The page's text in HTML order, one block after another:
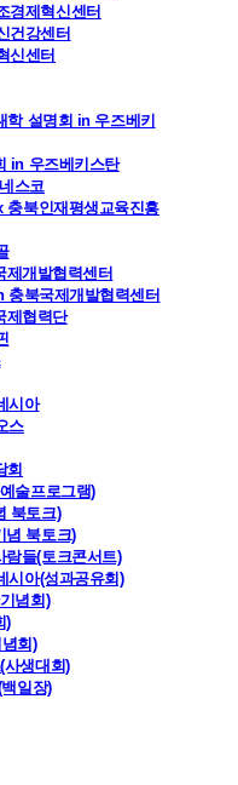
경제혁신센터
건강센터
신센터
학 설명회 in 우즈베키
in 우즈베키스탄
스코
충북인재평생교육진흥
개발협력센터
북국제개발협력센터
제협력단
시아
스
회
술프로그램)
북토크)
념 북토크)
람들(토크콘서트)
시아(성과공유회)
념회)
)
회)
사생대회)
일장)